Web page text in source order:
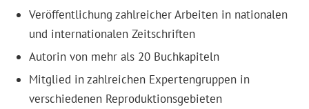
Veröffentlichung zahlreicher Arbeiten in nationalen
und internationalen Zeitschriften
Autorin von mehr als 20 Buchkapiteln
Mitglied in zahlreichen Expertengruppen in
verschiedenen Reproduktionsgebieten